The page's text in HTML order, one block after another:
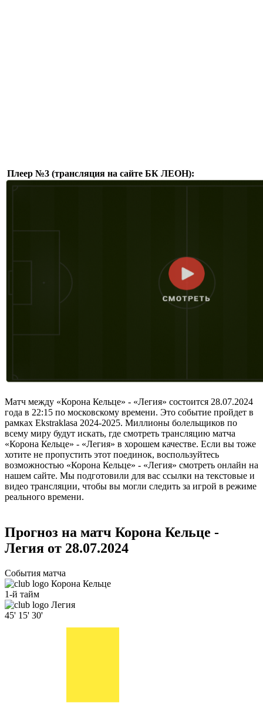
Плеер №3 (трансляция на сайте БК ЛЕОН):
Матч между «Корона Кельце» - «Легия» состоится 28.07.2024
года в 22:15 по московскому времени. Это событие пройдет в
рамках Ekstraklasa 2024-2025. Миллионы болельщиков по
всему миру будут искать, где смотреть трансляцию матча
«Корона Кельце» - «Легия» в хорошем качестве. Если вы тоже
хотите не пропустить этот поединок, воспользуйтесь
возможностью «Корона Кельце» - «Легия» смотреть онлайн на
нашем сайте. Мы подготовили для вас ссылки на текстовые и
видео трансляции, чтобы вы могли следить за игрой в режиме
реального времени.
Прогноз на матч Корона Кельце -
Легия от 28.07.2024
События матча
Корона Кельце
1-й тайм
Легия
45' 15' 30'